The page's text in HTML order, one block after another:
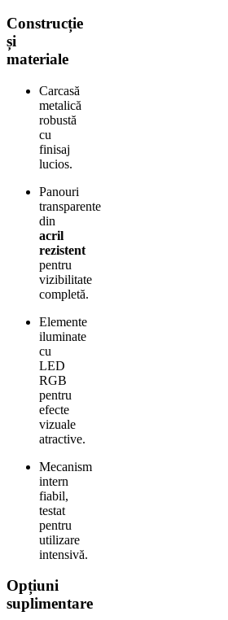
Construcție
și
materiale
Carcasă
metalică
robustă
cu
finisaj
lucios.
Panouri
transparente
din
acril
rezistent
pentru
vizibilitate
completă.
Elemente
iluminate
cu
LED
RGB
pentru
efecte
vizuale
atractive.
Mecanism
intern
fiabil,
testat
pentru
utilizare
intensivă.
Opțiuni
suplimentare